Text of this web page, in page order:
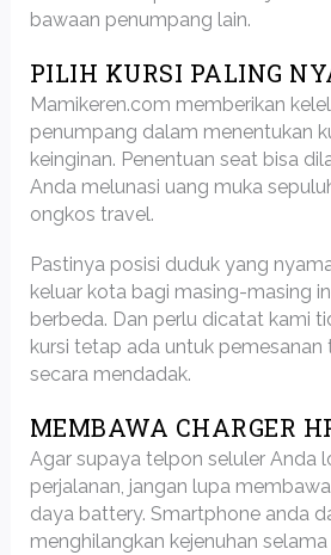
bawaan penumpang lain.
PILIH KURSI PALING
Mamikeren.com memberikan
penumpang dalam menentukan
keinginan. Penentuan seat bisa
Anda melunasi uang muka
ongkos travel.
Pastinya posisi duduk yang
keluar kota bagi masing-masing
berbeda. Dan perlu dicatat kami
kursi tetap ada untuk pemesanan
secara mendadak.
MEMBAWA CHARGER
Agar supaya telpon seluler Anda
perjalanan, jangan lupa
daya battery. Smartphone anda
menghilangkan kejenuhan selama